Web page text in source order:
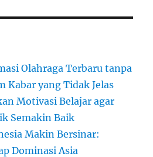
Olahraga Terbaru tanpa
Kabar yang Tidak Jelas
Motivasi Belajar agar
Semakin Baik
Makin Bersinar:
Dominasi Asia